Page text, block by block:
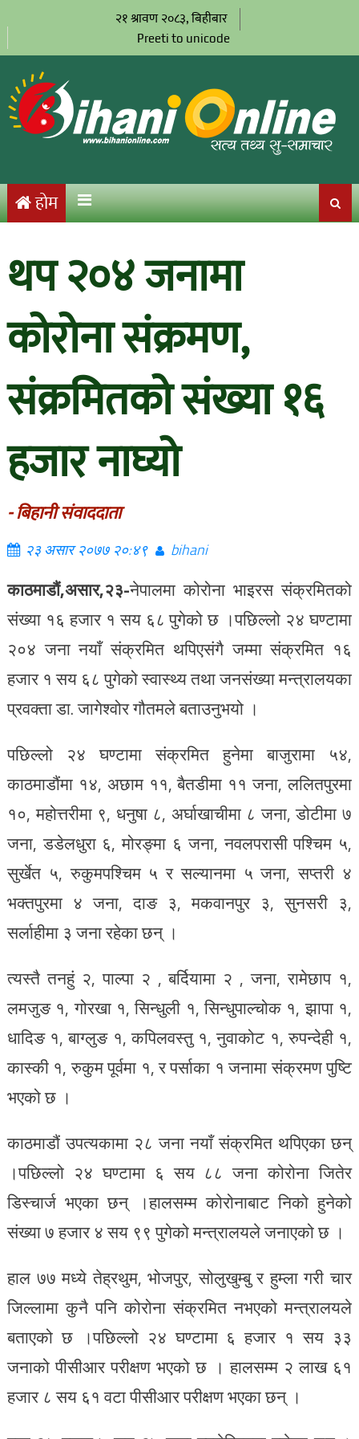
२१ श्रावण २०८३, बिहीबार
Preeti to unicode
होम
थप २०४ जनामा
कोरोना संक्रमण,
संक्रमितको संख्या १६
हजार नाघ्यो
- बिहानी संवाददाता
२३ असार २०७७ २०:४९ bihani
काठमाडौं,असार,२३-नेपालमा कोरोना भाइरस संक्रमितको
संख्या १६ हजार १ सय ६८ पुगेको छ ।पछिल्लो २४ घण्टामा
२०४ जना नयाँ संक्रमित थपिएसंगै जम्मा संक्रमित १६
हजार १ सय ६८ पुगेको स्वास्थ्य तथा जनसंख्या मन्त्रालयका
प्रवक्ता डा. जागेश्वोर गौतमले बताउनुभयो ।
पछिल्लो २४ घण्टामा संक्रमित हुनेमा बाजुरामा ५४,
काठमाडौंमा १४, अछाम ११, बैतडीमा ११ जना, ललितपुरमा
१०, महोत्तरीमा ९, धनुषा ८, अर्घाखाचीमा ८ जना, डोटीमा ७
जना, डडेलधुरा ६, मोरङ्मा ६ जना, नवलपरासी पश्चिम ५,
सुर्खेत ५, रुकुमपश्चिम ५ र सल्यानमा ५ जना, सप्तरी ४
भक्तपुरमा ४ जना, दाङ ३, मकवानपुर ३, सुनसरी ३,
सर्लाहीमा ३ जना रहेका छन् ।
त्यस्तै तनहुं २, पाल्पा २ , बर्दियामा २ , जना, रामेछाप १,
लमजुङ १, गोरखा १, सिन्धुली १, सिन्धुपाल्चोक १, झापा १,
धादिङ १, बाग्लुङ १, कपिलवस्तु १, नुवाकोट १, रुपन्देही १,
कास्की १, रुकुम पूर्वमा १, र पर्साका १ जनामा संक्रमण पुष्टि
भएको छ ।
काठमाडौं उपत्यकामा २८ जना नयाँ संक्रमित थपिएका छन्
।पछिल्लो २४ घण्टामा ६ सय ८८ जना कोरोना जितेर
डिस्चार्ज भएका छन् ।हालसम्म कोरोनाबाट निको हुनेको
संख्या ७ हजार ४ सय ९९ पुगेको मन्त्रालयले जनाएको छ ।
हाल ७७ मध्ये तेह्रथुम, भोजपुर, सोलुखुम्बु र हुम्ला गरी चार
जिल्लामा कुनै पनि कोरोना संक्रमित नभएको मन्त्रालयले
बताएको छ ।पछिल्लो २४ घण्टामा ६ हजार १ सय ३३
जनाको पीसीआर परीक्षण भएको छ । हालसम्म २ लाख ६१
हजार ८ सय ६१ वटा पीसीआर परीक्षण भएका छन् ।